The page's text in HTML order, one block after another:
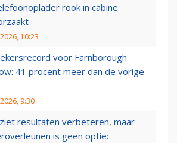
rook in cabine
10:23
voor Farnborough
41 procent meer dan de vorige
9:30
resultaten verbeteren, maar
is geen optie: